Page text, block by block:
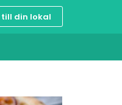
till din lokal